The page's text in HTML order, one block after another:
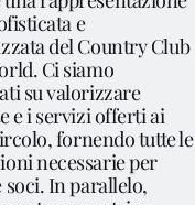
e
del Country Club
Ci siamo
su valorizzare
e i servizi offerti ai
fornendo tutte le
necessarie per
In parallelo,